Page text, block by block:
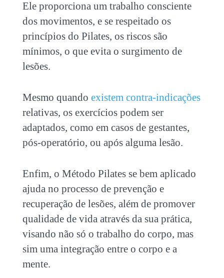
Ele proporciona um trabalho consciente
dos movimentos, e se respeitado os
princípios do Pilates, os riscos são
mínimos, o que evita o surgimento de
lesões.
Mesmo quando existem contra-indicações
relativas, os exercícios podem ser
adaptados, como em casos de gestantes,
pós-operatório, ou após alguma lesão.
Enfim, o Método Pilates se bem aplicado
ajuda no processo de prevenção e
recuperação de lesões, além de promover
qualidade de vida através da sua prática,
visando não só o trabalho do corpo, mas
sim uma integração entre o corpo e a
mente.